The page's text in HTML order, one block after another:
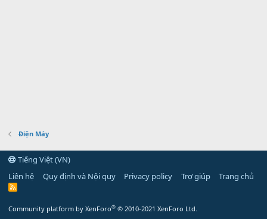
Điện Máy
Tiếng Việt (VN)
Liên hệ
Quy định và Nội quy Privacy policy Trợ giúp Trang chủ
R
Community platform by XenForo® © 2010-2021 XenForo Ltd.